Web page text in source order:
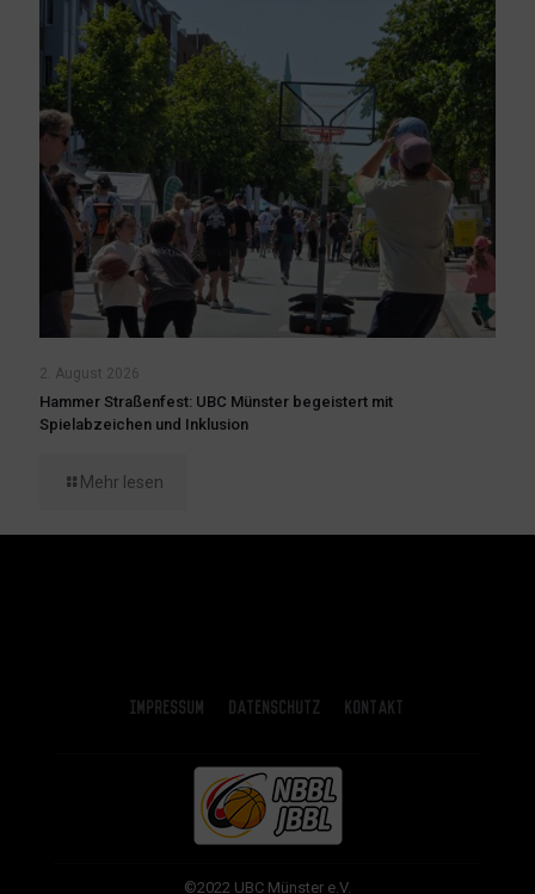
2. August 2026
Hammer Straßenfest: UBC Münster begeistert mit
Spielabzeichen und Inklusion
Mehr lesen
Impressum Datenschutz Kontakt
©2022 UBC Münster e.V.